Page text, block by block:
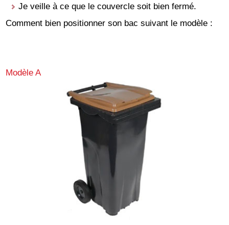
Je veille à ce que le couvercle soit bien fermé.
Comment bien positionner son bac suivant le modèle :
Modèle A